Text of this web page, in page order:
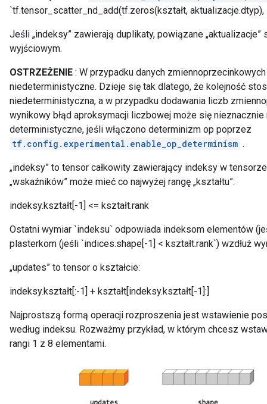
`tf.tensor_scatter_nd_add(tf.zeros(kształt, aktualizacje.dtyp),
Jeśli „indeksy” zawierają duplikaty, powiązane
wyjściowym.
OSTRZEŻENIE : W przypadku danych
niedeterministyczne. Dzieje się tak dlatego, że kolejność
niedeterministyczna, a w przypadku dodawania liczb
wynikowy błąd aproksymacji liczbowej może się
deterministyczne, jeśli włączono determinizm op poprzez
tf.config.experimental.enable_op_determinism .
„indeksy” to tensor całkowity zawierający indeksy w
„wskaźników” może mieć co najwyżej rangę „kształtu”:
indeksy.kształt[-1] <= kształt.rank
Ostatni wymiar `indeksu` odpowiada indeksom elementów
plasterkom (jeśli `indices.shape[-1] < kształt.rank`) wzdłuż
„updates” to tensor o kształcie:
indeksy.kształt[:-1] + kształt[indeksy.kształt[-1]:]
Najprostszą formą operacji rozproszenia jest wstawienie
według indeksu. Rozważmy przykład, w którym chcesz
rangi 1 z 8 elementami.